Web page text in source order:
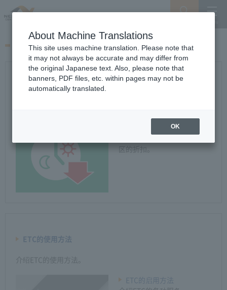
ETC及折扣指南
通行费折扣指南
区的折扣。
ETC的使用方法
介绍ETC的使用方法。
ETC的启用方法
About Machine Translations
This site uses machine translation. Please note that
it may not always be accurate and may differ from
the original Japanese text. Also, please note that
banners, PDF files, etc. within pages may not be
automatically translated.
OK